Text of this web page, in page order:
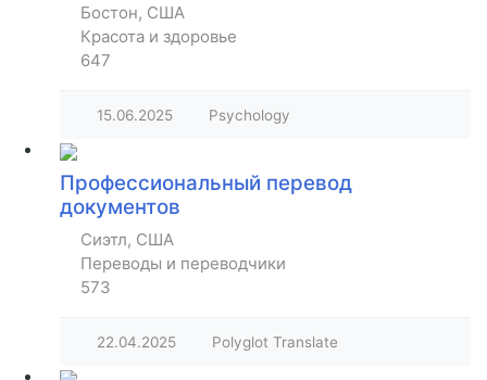
Бостон, США
Красота и здоровье
647
15.06.2025 Psychology
Профессиональный перевод
документов
Сиэтл, США
Переводы и переводчики
573
22.04.2025 Polyglot Translate